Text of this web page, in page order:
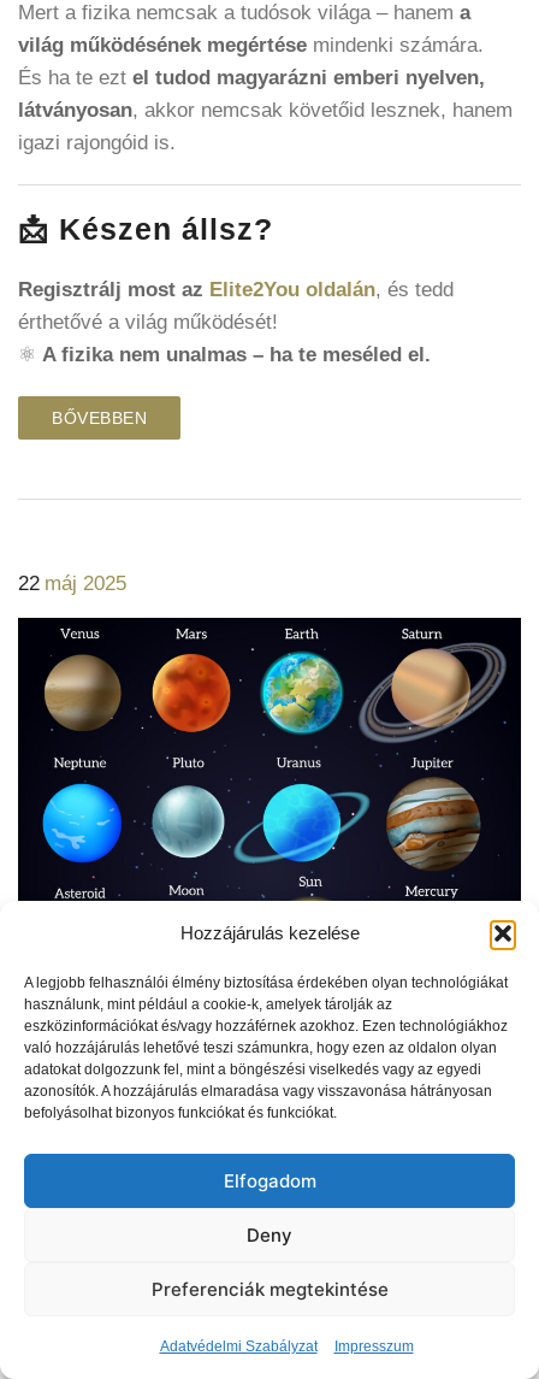
Hozzájárulás kezelése
A legjobb felhasználói élmény biztosítása érdekében olyan technológiákat
használunk, mint például a cookie-k, amelyek tárolják az
eszközinformációkat és/vagy hozzáférnek azokhoz. Ezen technológiákhoz
való hozzájárulás lehetővé teszi számunkra, hogy ezen az oldalon olyan
adatokat dolgozzunk fel, mint a böngészési viselkedés vagy az egyedi
azonosítók. A hozzájárulás elmaradása vagy visszavonása hátrányosan
befolyásolhat bizonyos funkciókat és funkciókat.
Elfogadom
Deny
Preferenciák megtekintése
Adatvédelmi Szabályzat Impresszum
Mert a fizika nemcsak a tudósok világa – hanem a
világ működésének megértése mindenki számára.
És ha te ezt el tudod magyarázni emberi nyelven,
látványosan, akkor nemcsak követőid lesznek, hanem
igazi rajongóid is.
📩 Készen állsz?
Regisztrálj most az Elite2You oldalán, és tedd
érthetővé a világ működését!
⚛️ A fizika nem unalmas – ha te meséled el.
BŐVEBBEN
22 máj 2025
Tartalomötlet #5 – Csillagászat
by Elite2you Academy
Ez a cikk a „100 tartalomötlet, amivel online
Ebben a sorozatban részletesen bemutatjuk, hogyan